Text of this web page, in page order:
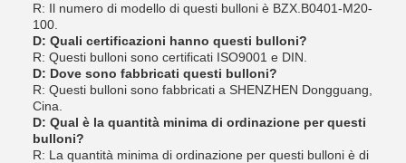
R: Il numero di modello di questi bulloni è BZX.B0401-M20-
100.
D: Quali certificazioni hanno questi bulloni?
R: Questi bulloni sono certificati ISO9001 e DIN.
D: Dove sono fabbricati questi bulloni?
R: Questi bulloni sono fabbricati a SHENZHEN Dongguang,
Cina.
D: Qual è la quantità minima di ordinazione per questi
bulloni?
R: La quantità minima di ordinazione per questi bulloni è di